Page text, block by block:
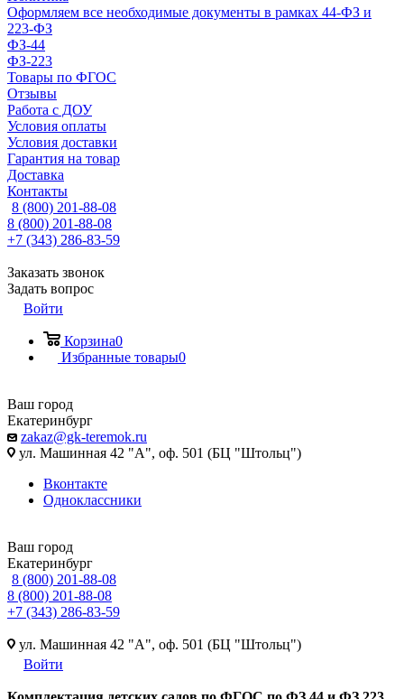
Оформляем все необходимые документы в рамках 44-ФЗ и
223-ФЗ
ФЗ-44
ФЗ-223
Товары по ФГОС
Отзывы
Работа с ДОУ
Условия оплаты
Условия доставки
Гарантия на товар
Доставка
Контакты
8 (800) 201-88-08
8 (800) 201-88-08
+7 (343) 286-83-59
Заказать звонок
Задать вопрос
Войти
Корзина0
Избранные товары0
Ваш город
Екатеринбург
zakaz@gk-teremok.ru
ул. Машинная 42 "А", оф. 501 (БЦ "Штольц")
Вконтакте
Одноклассники
Ваш город
Екатеринбург
8 (800) 201-88-08
8 (800) 201-88-08
+7 (343) 286-83-59
ул. Машинная 42 "А", оф. 501 (БЦ "Штольц")
Войти